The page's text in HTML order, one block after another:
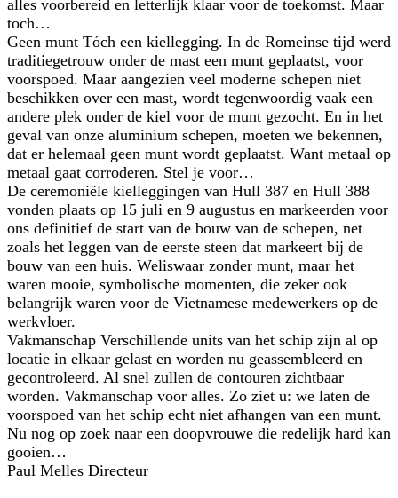
alles voorbereid en letterlijk klaar voor de toekomst. Maar
toch…
Geen munt Tóch een kiellegging. In de Romeinse tijd werd
traditiegetrouw onder de mast een munt geplaatst, voor
voorspoed. Maar aangezien veel moderne schepen niet
beschikken over een mast, wordt tegenwoordig vaak een
andere plek onder de kiel voor de munt gezocht. En in het
geval van onze aluminium schepen, moeten we bekennen,
dat er helemaal geen munt wordt geplaatst. Want metaal op
metaal gaat corroderen. Stel je voor…
De ceremoniële kielleggingen van Hull 387 en Hull 388
vonden plaats op 15 juli en 9 augustus en markeerden voor
ons definitief de start van de bouw van de schepen, net
zoals het leggen van de eerste steen dat markeert bij de
bouw van een huis. Weliswaar zonder munt, maar het
waren mooie, symbolische momenten, die zeker ook
belangrijk waren voor de Vietnamese medewerkers op de
werkvloer.
Vakmanschap Verschillende units van het schip zijn al op
locatie in elkaar gelast en worden nu geassembleerd en
gecontroleerd. Al snel zullen de contouren zichtbaar
worden. Vakmanschap voor alles. Zo ziet u: we laten de
voorspoed van het schip echt niet afhangen van een munt.
Nu nog op zoek naar een doopvrouwe die redelijk hard kan
gooien…
Paul Melles Directeur